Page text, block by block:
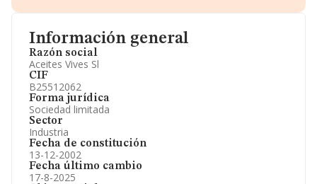
Información general
Razón social
Aceites Vives Sl
CIF
B25512062
Forma jurídica
Sociedad limitada
Sector
Industria
Fecha de constitución
13-12-2002
Fecha último cambio
17-8-2025
Información oficial y registral complementaria.